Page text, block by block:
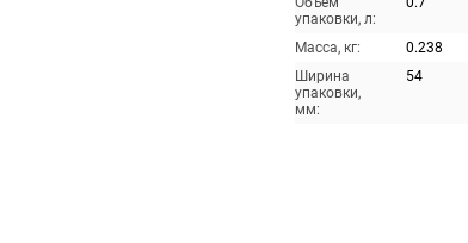
упаковки, л:
Масса, кг:
0.238
Ширина
упаковки,
мм:
54